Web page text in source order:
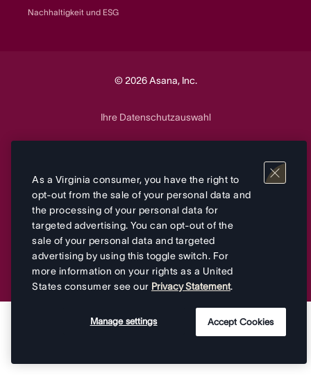
Nachhaltigkeit und ESG
© 2026 Asana, Inc.
Ihre Datenschutzauswahl
As a Virginia consumer, you have the right to
opt-out from the sale of your personal data and
the processing of your personal data for
targeted advertising. You can opt-out of the
sale of your personal data and targeted
advertising by using this toggle switch. For
more information on your rights as a United
States consumer see our Privacy Statement.
Manage settings Accept Cookies